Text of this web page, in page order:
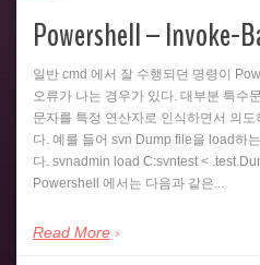
Powershell – Invoke-
일반 cmd 에서 잘 수행되던 명령이
오류가 나는 경우가 있다. 대부분 특수
문자를 특정 연산자로 인식하면서 의도
다. 예를 들어 svn Dump file을 load하
다. svnadmin load C:svntest <
Powershell 에서는 다음과 같은...
Read More